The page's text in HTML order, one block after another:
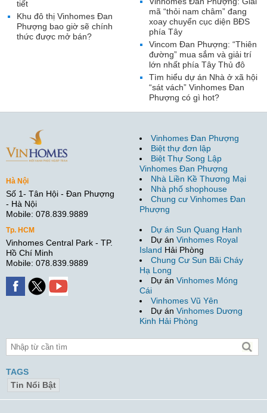
mã “thỏi nam châm” đang
xoay chuyển cục diện BĐS
phía Tây
Vincom Đan Phượng: “Thiên
đường” mua sắm và giải trí
lớn nhất phía Tây Thủ đô
Tìm hiểu dự án Nhà ở xã hội
“sát vách” Vinhomes Đan
Phượng có gì hot?
tiết
Khu đô thị Vinhomes Đan
Phượng bao giờ sẽ chính
thức được mở bán?
Hà Nội
Số 1- Tân Hội - Đan Phượng
- Hà Nội
Mobile: 078.839.9889
Tp. HCM
Vinhomes Central Park - TP.
Hồ Chí Minh
Mobile: 078.839.9889
Vinhomes Đan Phượng
Biệt thự đơn lập
Biệt Thự Song Lập
Vinhomes Đan Phượng
Nhà Liền Kề Thương Mại
Nhà phố shophouse
Chung cư Vinhomes Đan
Phượng
Dự án Sun Quang Hanh
Dự án Vinhomes Royal
Island Hải Phòng
Chung Cư Sun Bãi Cháy
Hạ Long
Dự án Vinhomes Móng
Cái
Vinhomes Vũ Yên
Dự án Vinhomes Dương
Kinh Hải Phòng
TAGS
Tin Nổi Bật